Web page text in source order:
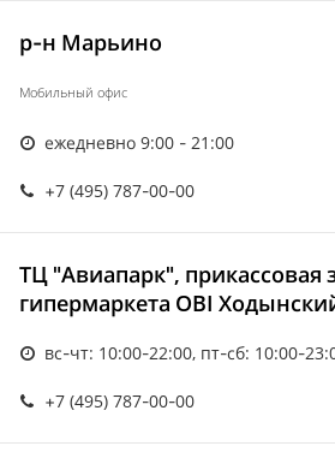
р-н Марьино
Мобильный офис
ежедневно 9:00 - 21:00
+7 (495) 787-00-00
ТЦ "Авиапарк", прикассовая
гипермаркета OBI
вс-чт: 10:00-22:00, пт-сб: 10:00-
+7 (495) 787-00-00